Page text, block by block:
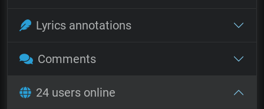
Lyrics annotations
Comments
24 users online